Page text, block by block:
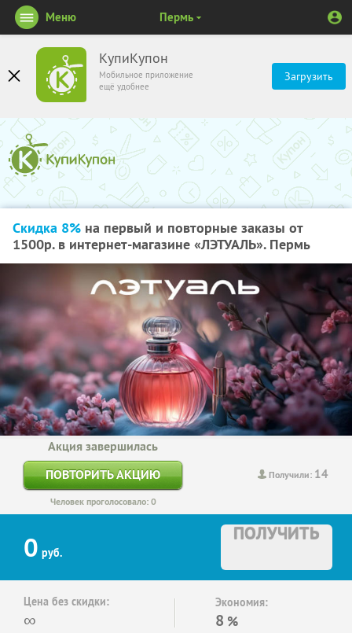
КупиКупон
Мобильное приложение
ещё удобнее
Загрузить
Меню Пермь
Скидка 8% на первый и повторные заказы от
1500р. в интернет-магазине «ЛЭТУАЛЬ». Пермь
Получили: 14
Акция завершилась
ПОВТОРИТЬ АКЦИЮ
Человек проголосовало: 0
0 руб.
ПОЛУЧИТЬ
Цена без скидки:
∞
Экономия:
8 %